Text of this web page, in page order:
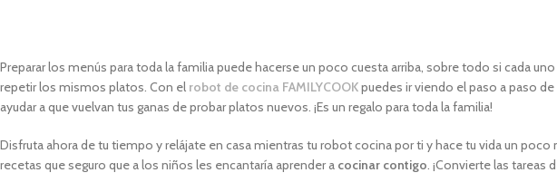
Preparar los menús para toda la familia puede hacerse un poco cuesta arriba, sobre todo si cada
repetir los mismos platos. Con el robot de cocina FAMILYCOOKpuedes ir viendo el paso a paso
ayudar a que vuelvan tus ganas de probar platos nuevos. ¡Es un regalo para toda la familia!
Disfruta ahora de tu tiempo y relájate en casa mientras tu robot cocina por ti y hace tu vida un
recetas que seguro que a los niños les encantaría aprender a cocinar contigo . ¡Convierte las tareas